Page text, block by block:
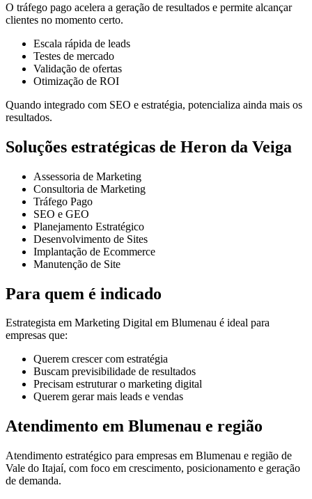
O tráfego pago acelera a geração de resultados e permite alcançar
clientes no momento certo.
Escala rápida de leads
Testes de mercado
Validação de ofertas
Otimização de ROI
Quando integrado com SEO e estratégia, potencializa ainda mais os
resultados.
Soluções estratégicas de Heron da Veiga
Assessoria de Marketing
Consultoria de Marketing
Tráfego Pago
SEO e GEO
Planejamento Estratégico
Desenvolvimento de Sites
Implantação de Ecommerce
Manutenção de Site
Para quem é indicado
Estrategista em Marketing Digital em Blumenau é ideal para
empresas que:
Querem crescer com estratégia
Buscam previsibilidade de resultados
Precisam estruturar o marketing digital
Querem gerar mais leads e vendas
Atendimento em Blumenau e região
Atendimento estratégico para empresas em Blumenau e região de
Vale do Itajaí, com foco em crescimento, posicionamento e geração
de demanda.